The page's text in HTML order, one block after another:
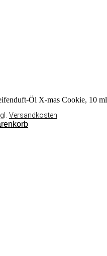
Öl X-mas Cookie, 10 ml
Versandkosten